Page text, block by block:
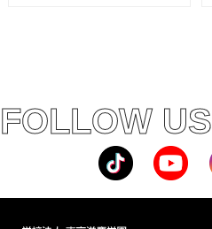
FOLLOW US